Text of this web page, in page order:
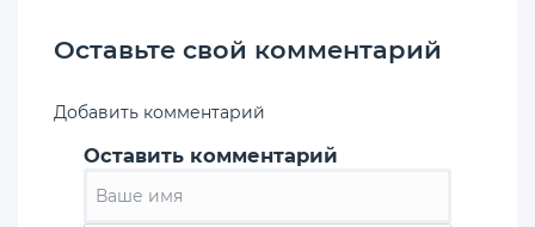
Оставьте свой комментарий
Добавить комментарий
Оставить комментарий